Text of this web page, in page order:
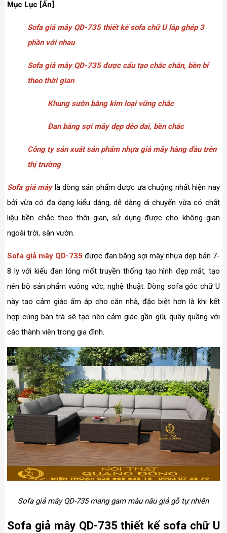
Mục Lục [Ẩn]
Sofa giả mây QD-735 thiết kế sofa chữ U lắp ghép 3
phần với nhau
Sofa giả mây QD-735 được cấu tạo chắc chắn, bền bỉ
theo thời gian
Khung sườn bằng kim loại vững chắc
Đan bằng sợi mây dẹp dẻo dai, bền chắc
Công ty sản xuất sản phẩm nhựa giả mây hàng đầu trên
thị trường
Sofa giả mâylà dòng sản phẩm được ưa chuộng nhất hiện nay
bởi vừa có đa dạng kiểu dáng, dễ dàng di chuyển vừa có chất
liệu bền chắc theo thời gian, sử dụng được cho không gian
ngoài trời, sân vườn.
Sofa giả mây QD-735 được đan bằng sợi mây nhựa dẹp bản 7-
8 ly với kiểu đan lóng mốt truyền thống tạo hình đẹp mắt, tạo
nên bộ sản phẩm vuông vức, nghệ thuật. Dòng sofa góc chữ U
này tạo cảm giác ấm áp cho căn nhà, đặc biệt hơn là khi kết
hợp cùng bàn trà sẽ tạo nên cảm giác gần gũi, quây quầng với
các thành viên trong gia đình.
Sofa giả mây QD-735 mang gam màu nâu giả gỗ tự nhiên
Sofa giả mây QD-735 thiết kế sofa chữ U